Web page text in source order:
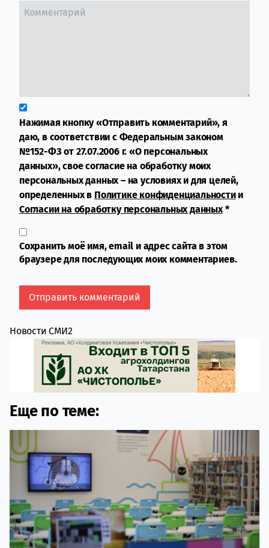
Нажимая кнопку «Отправить комментарий», я
даю, в соответствии с Федеральным законом
№152-ФЗ от 27.07.2006 г. «О персональных
данных», свое согласие на обработку моих
персональных данных – на условиях и для целей,
определенных в Политике конфиденциальностии
Согласии на обработку персональных данных*
Сохранить моё имя, email и адрес сайта в этом
браузере для последующих моих комментариев.
Новости СМИ2
Еще по теме: